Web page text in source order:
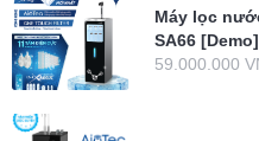
Máy lọc
SA66 [Demo]
59.000.000